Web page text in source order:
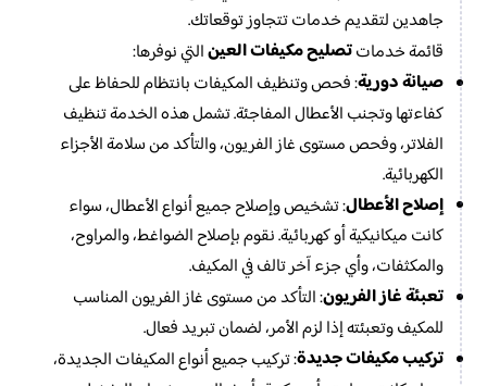
جاهدين لتقديم خدمات تتجاوز توقعاتك.
قائمة خدماتتصليح مكيفات العينالتي نوفرها:
صيانة دورية: فحص وتنظيف المكيفات بانتظام للحفاظ على
كفاءتها وتجنب الأعطال المفاجئة. تشمل هذه الخدمة تنظيف
الفلاتر، وفحص مستوى غاز الفريون، والتأكد من سلامة الأجزاء
الكهربائية.
إصلاح الأعطال: تشخيص وإصلاح جميع أنواع الأعطال، سواء
كانت ميكانيكية أو كهربائية. نقوم بإصلاح الضواغط، والمراوح،
والمكثفات، وأي جزء آخر تالف في المكيف.
تعبئة غاز الفريون: التأكد من مستوى غاز الفريون المناسب
للمكيف وتعبئته إذا لزم الأمر، لضمان تبريد فعال.
تركيب مكيفات جديدة: تركيب جميع أنواع المكيفات الجديدة،